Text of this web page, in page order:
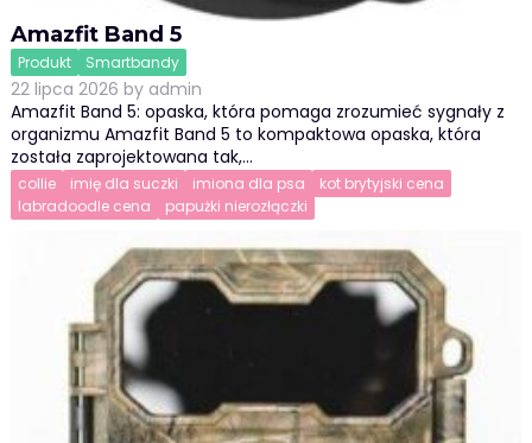
Amazfit Band 5
Produkt Smartbandy
22 lipca 2026 by admin
Amazfit Band 5: opaska, która pomaga zrozumieć sygnały z
organizmu Amazfit Band 5 to kompaktowa opaska, która
została zaprojektowana tak,…
collie imię dla suczki imiona dla psa
kot brytyjski cena
labradoodle cena
papużki nierozłączki